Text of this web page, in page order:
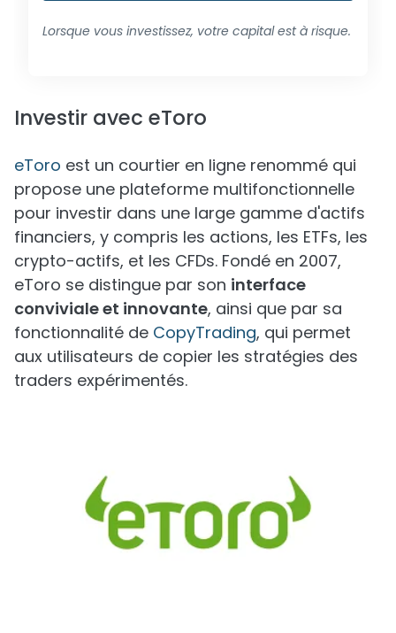
Lorsque vous investissez, votre capital est à risque.
Investir avec eToro
eToro est un courtier en ligne renommé qui
propose une plateforme multifonctionnelle
pour investir dans une large gamme d'actifs
financiers, y compris les actions, les ETFs, les
crypto-actifs, et les CFDs. Fondé en 2007,
eToro se distingue par son interface
conviviale et innovante, ainsi que par sa
fonctionnalité de CopyTrading, qui permet
aux utilisateurs de copier les stratégies des
traders expérimentés.